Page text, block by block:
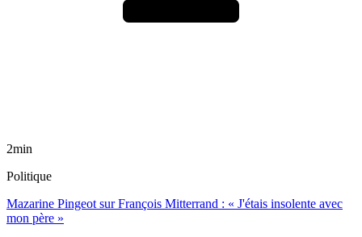
2min
Politique
Mazarine Pingeot sur François Mitterrand : « J'étais insolente avec
mon père »